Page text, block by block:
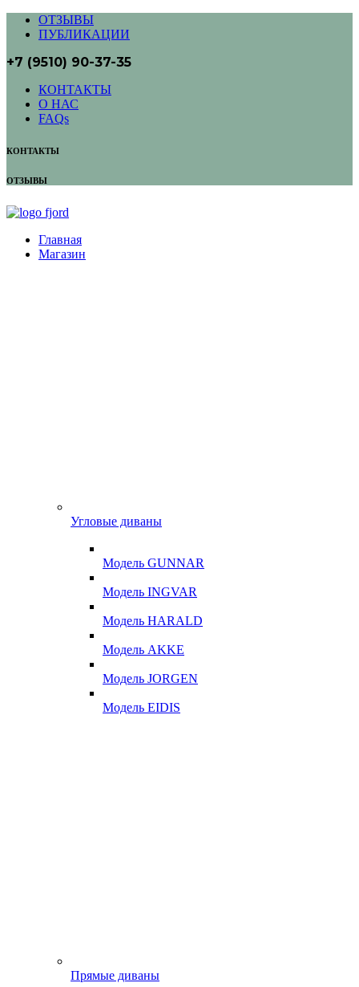
ОТЗЫВЫ
ПУБЛИКАЦИИ
+7 (9510) 90-37-35
КОНТАКТЫ
О НАС
FAQs
КОНТАКТЫ
ОТЗЫВЫ
Главная
Магазин
Угловые диваны
Модель GUNNAR
Модель INGVAR
Модель HARALD
Модель AKKE
Модель JORGEN
Модель EIDIS
Прямые диваны